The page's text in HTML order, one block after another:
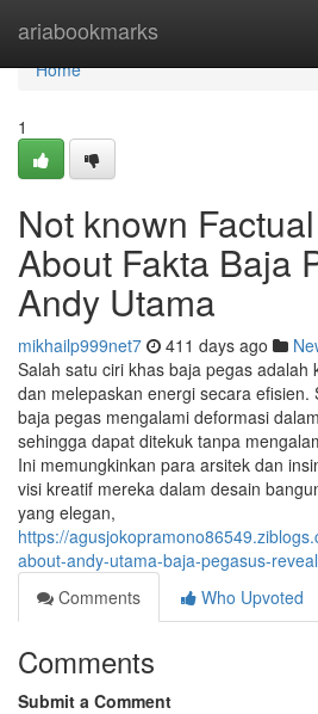
ariabookmarks
Home
Home
1
Not known
About Fakta Baja
Andy Utama
mikhailp999net7 411 days ago
Salah satu ciri khas baja pegas
dan melepaskan energi secara efisien.
baja pegas mengalami deformasi
sehingga dapat ditekuk tanpa
Ini memungkinkan para arsitek dan
visi kreatif mereka dalam desain
yang elegan,
https://
about-andy-utama-baja-pegasus-
Comments
Who Upvoted
Comments
Submit a Comment